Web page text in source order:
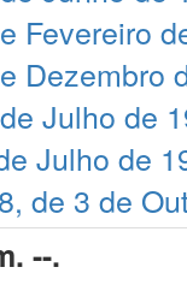
Fevereiro
Dezembro
Julho de
Julho de
de 3 de
--.